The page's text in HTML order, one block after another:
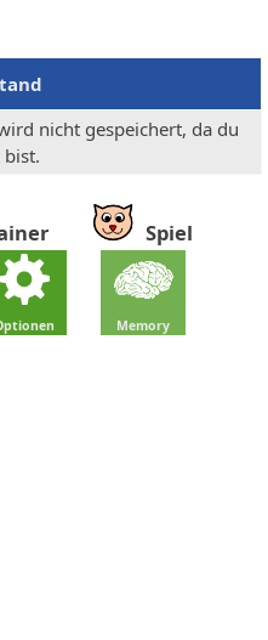
nicht gespeichert, da du
Spiel
Memory